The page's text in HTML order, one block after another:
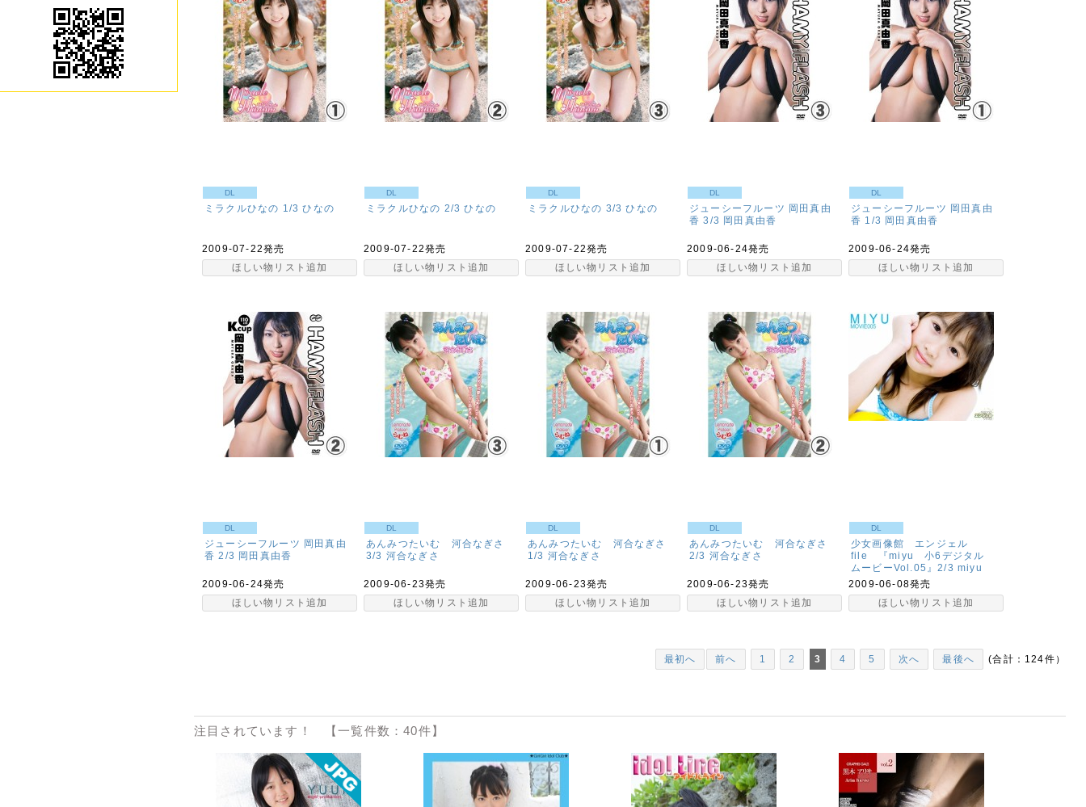
DL
ミラクルひなの 1/3 ひなの
2009-07-22発売
ほしい物リスト追加
DL
ミラクルひなの 2/3 ひなの
2009-07-22発売
ほしい物リスト追加
DL
ミラクルひなの 3/3 ひなの
2009-07-22発売
ほしい物リスト追加
DL
ジューシーフルーツ 岡田真由
香 3/3 岡田真由香
2009-06-24発売
ほしい物リスト追加
DL
ジューシーフルーツ 岡田真由
香 1/3 岡田真由香
2009-06-24発売
ほしい物リスト追加
DL
ジューシーフルーツ 岡田真由
香 2/3 岡田真由香
2009-06-24発売
ほしい物リスト追加
DL
あんみつたいむ 河合なぎさ
3/3 河合なぎさ
2009-06-23発売
ほしい物リスト追加
DL
あんみつたいむ 河合なぎさ
1/3 河合なぎさ
2009-06-23発売
ほしい物リスト追加
DL
あんみつたいむ 河合なぎさ
2/3 河合なぎさ
2009-06-23発売
ほしい物リスト追加
DL
少女画像館 エンジェル
file 『miyu 小6デジタル
ムービーVol.05』2/3 miyu
2009-06-08発売
ほしい物リスト追加
最初へ 前へ 1 2 3 4 5 次へ 最後へ (合計：124件）
注目されています！ 【一覧件数：40件】